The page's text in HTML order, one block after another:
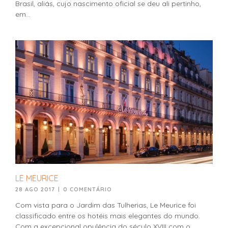
Brasil, aliás, cujo nascimento oficial se deu ali pertinho,
em...
LE MEURICE
28 AGO 2017 | 0 COMENTÁRIO
Com vista para o Jardim das Tulherias, Le Meurice foi
classificado entre os hotéis mais elegantes do mundo.